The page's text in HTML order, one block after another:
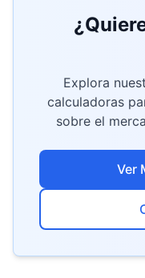
Explora
calculadoras
sobre el
Ver